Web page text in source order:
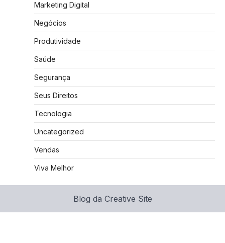
Marketing Digital
Negócios
Produtividade
Saúde
Segurança
Seus Direitos
Tecnologia
Uncategorized
Vendas
Viva Melhor
Blog da Creative Site